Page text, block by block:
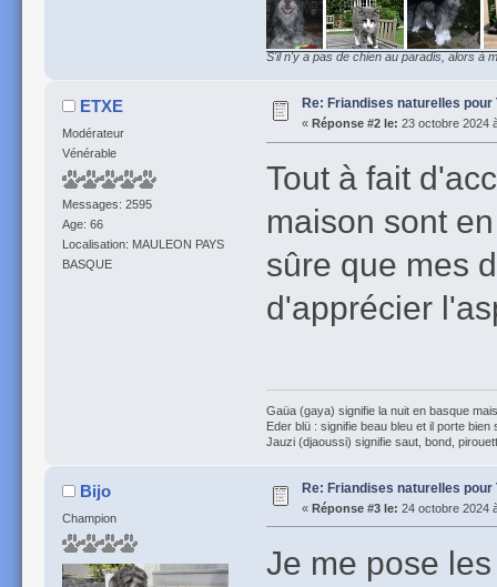
S'il n'y a pas de chien au paradis, alors à
ETXE
Modérateur
Vénérable
Messages: 2595
Age: 66
Localisation: MAULEON PAYS
BASQUE
Re: Friandises naturelles
« Réponse #2 le: 23 octobre 2024
Tout à fait
maison sont
sûre que mes
d'apprécier
Gaüa (gaya) signifie la nuit en basque
Eder blü : signifie beau bleu et il porte bien
Jauzi (djaoussi) signifie saut, bond,
Bijo
Champion
Re: Friandises naturelles
« Réponse #3 le: 24 octobre 2024
Je me pose